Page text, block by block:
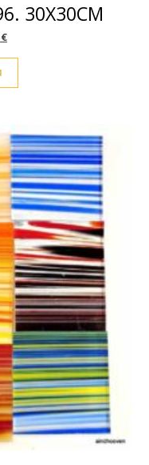
30X30CM
oli: 40.00 €.
€Praegune hind on: 37.00 €.